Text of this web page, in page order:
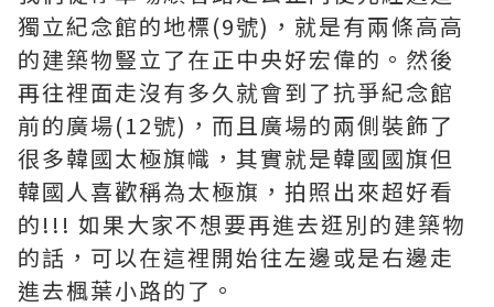
獨立紀念館的地標(9號)，就是有兩條高高
的建築物豎立了在正中央好宏偉的。然後
再往裡面走沒有多久就會到了抗爭紀念館
前的廣場(12號)，而且廣場的兩側裝飾了
很多韓國太極旗幟，其實就是韓國國旗但
韓國人喜歡稱為太極旗，拍照出來超好看
的!!! 如果大家不想要再進去逛別的建築物
的話，可以在這裡開始往左邊或是右邊走
進去楓葉小路的了。